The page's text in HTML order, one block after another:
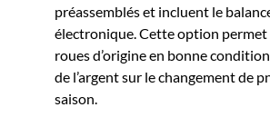
préassemblés et incluent le
électronique. Cette option permet
roues d’origine en bonne
de l’argent sur le changement de
saison.